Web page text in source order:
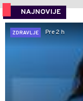
NAJNOVIJE
ZDRAVLJE
Pre 2 h